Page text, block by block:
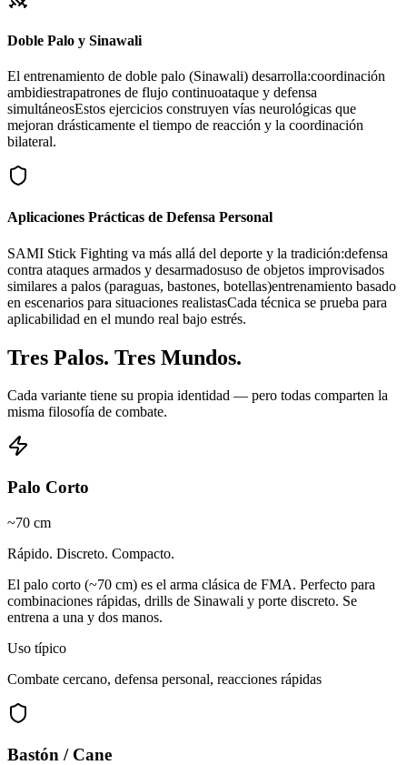
Doble Palo y Sinawali
El entrenamiento de doble palo (Sinawali) desarrolla:coordinación
ambidiestrapatrones de flujo continuoataque y defensa
simultáneosEstos ejercicios construyen vías neurológicas que
mejoran drásticamente el tiempo de reacción y la coordinación
bilateral.
Aplicaciones Prácticas de Defensa Personal
SAMI Stick Fighting va más allá del deporte y la tradición:defensa
contra ataques armados y desarmadosuso de objetos improvisados
similares a palos (paraguas, bastones, botellas)entrenamiento basado
en escenarios para situaciones realistasCada técnica se prueba para
aplicabilidad en el mundo real bajo estrés.
Tres Palos. Tres Mundos.
Cada variante tiene su propia identidad — pero todas comparten la
misma filosofía de combate.
Palo Corto
~70 cm
Rápido. Discreto. Compacto.
El palo corto (~70 cm) es el arma clásica de FMA. Perfecto para
combinaciones rápidas, drills de Sinawali y porte discreto. Se
entrena a una y dos manos.
Uso típico
Combate cercano, defensa personal, reacciones rápidas
Bastón / Cane